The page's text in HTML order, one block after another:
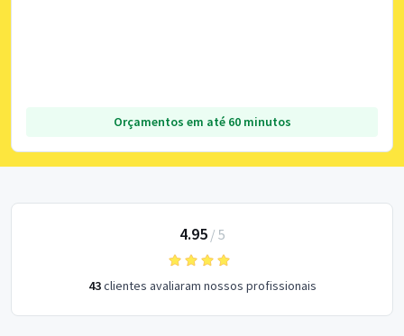
Orçamentos em até 60 minutos
4.95/ 5
43clientes avaliaram nossos profissionais